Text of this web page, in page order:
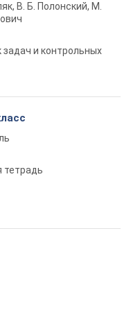
В. Б. Полонский, М.
задач и контрольных
тетрадь